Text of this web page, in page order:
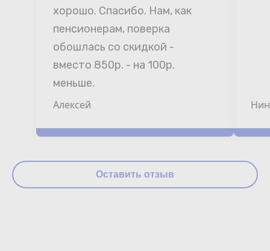
хорошо. Спасибо. Нам, как
пенсионерам, поверка
обошлась со скидкой -
вместо 850р. - на 100р.
меньше.
Алексей
Оставить отзыв